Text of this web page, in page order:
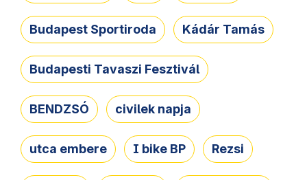
Budapest Sportiroda Kádár Tamás
Budapesti Tavaszi Fesztivál
BENDZSÓ civilek napja
utca embere I bike BP Rezsi